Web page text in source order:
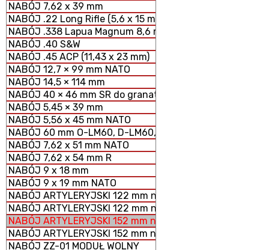
NABÓJ 7,62 x 39 mm
NABÓJ .22 Long Rifle (5,6 x 15 mm)
NABÓJ .338 Lapua Magnum 8,6 mm
NABÓJ .40 S&W
NABÓJ .45 ACP (11,43 x 23 mm)
NABÓJ 12,7 × 99 mm NATO
NABÓJ 14,5 × 114 mm
NABÓJ 40 × 46 mm SR do granatników
NABÓJ 5,45 × 39 mm
NABÓJ 5,56 x 45 mm NATO
NABÓJ 60 mm O-LM60, D-LM60, S-LM60 MOŹDZIERZOWY
NABÓJ 7,62 x 51 mm NATO
NABÓJ 7,62 x 54 mm R
NABÓJ 9 x 18 mm
NABÓJ 9 x 19 mm NATO
NABÓJ ARTYLERYJSKI 122 mm nabój HE z ładunkiem
NABÓJ ARTYLERYJSKI 122 mm nabój HE z ładunkiem
NABÓJ ARTYLERYJSKI 152 mm nabój HE z ładunkiem
NABÓJ ARTYLERYJSKI 152 mm nabój HE z ładunkiem
NABÓJ ZZ-01 MODUŁ WOLNY